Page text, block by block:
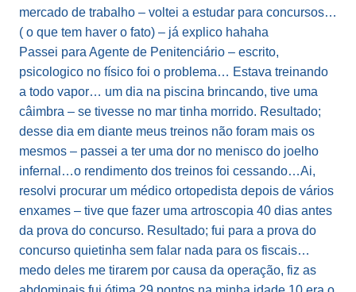
mercado de trabalho – voltei a estudar para concursos…
( o que tem haver o fato) – já explico hahaha
Passei para Agente de Penitenciário – escrito,
psicologico no físico foi o problema… Estava treinando
a todo vapor… um dia na piscina brincando, tive uma
câimbra – se tivesse no mar tinha morrido. Resultado;
desse dia em diante meus treinos não foram mais os
mesmos – passei a ter uma dor no menisco do joelho
infernal…o rendimento dos treinos foi cessando…Ai,
resolvi procurar um médico ortopedista depois de vários
enxames – tive que fazer uma artroscopia 40 dias antes
da prova do concurso. Resultado; fui para a prova do
concurso quietinha sem falar nada para os fiscais…
medo deles me tirarem por causa da operação, fiz as